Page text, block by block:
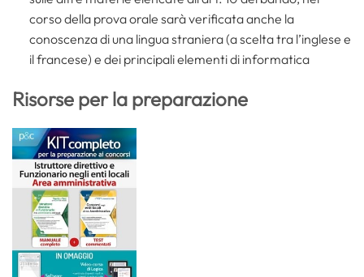
corso della prova orale sarà verificata anche la
conoscenza di una lingua straniera (a scelta tra l’inglese e
il francese) e dei principali elementi di informatica
Risorse per la preparazione